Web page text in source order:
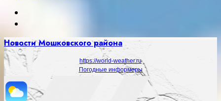
Новости Мошковского района
https://world-weather.ru
Погодные информеры